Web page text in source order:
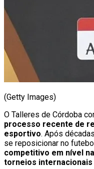
(Getty Images)
O Talleres de Córdoba
processo recente de
esportivo. Após
se reposicionar no
competitivo em nível
torneios internacionais